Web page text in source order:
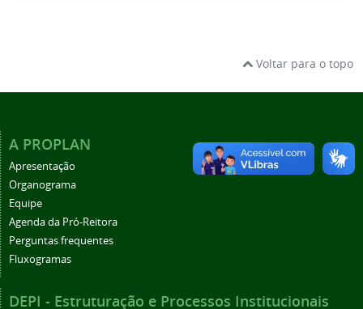
Voltar para o topo
A PROPLAN
Apresentação
Organograma
Equipe
Agenda da Pró-Reitora
Perguntas frequentes
Fluxogramas
DEPI - Estruturação e Processos Institucionais